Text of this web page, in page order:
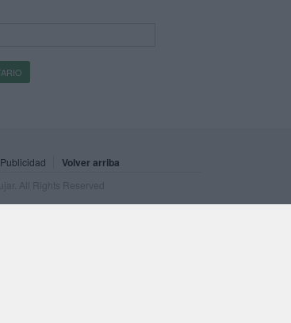
Publicidad Volver arriba